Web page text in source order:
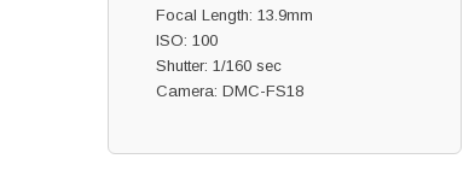
Focal Length: 13.9mm
ISO: 100
Shutter: 1/160 sec
Camera: DMC-FS18